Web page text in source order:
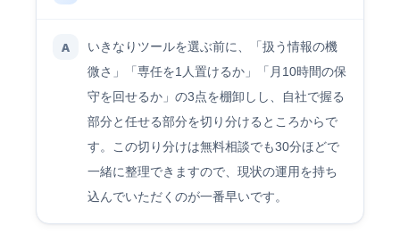
A
いきなりツールを選ぶ前に、「扱う情報の機
微さ」「専任を1人置けるか」「月10時間の保
守を回せるか」の3点を棚卸しし、自社で握る
部分と任せる部分を切り分けるところからで
す。この切り分けは無料相談でも30分ほどで
一緒に整理できますので、現状の運用を持ち
込んでいただくのが一番早いです。